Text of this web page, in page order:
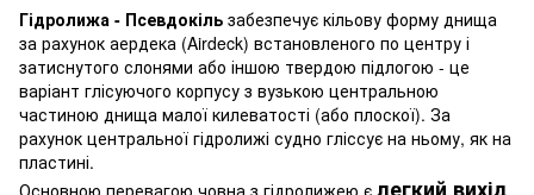
Гідролижа - Псевдокіль забезпечує кільову форму днища
за рахунок аердека (Airdeck) встановленого по центру і
затиснутого слонями або іншою твердою підлогою - це
варіант глісуючого корпусу з вузькою центральною
частиною днища малої килеватості (або плоскої). За
рахунок центральної гідролижі судно гліссує на ньому, як на
пластині.
Основною перевагою човна з гідролижею є легкий вихід